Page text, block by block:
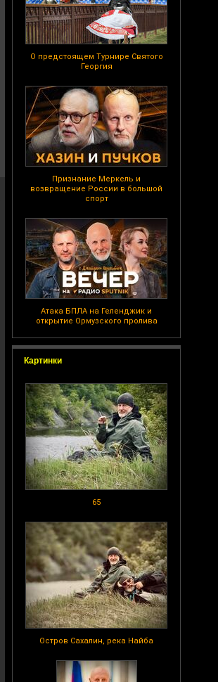
О предстоящем Турнире Святого
Георгия
Признание Меркель и
возвращение России в большой
спорт
Атака БПЛА на Геленджик и
открытие Ормузского пролива
Картинки
65
Остров Сахалин, река Найба